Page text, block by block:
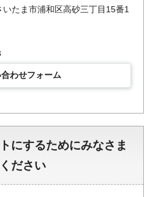
たま市浦和区高砂三丁目15番1
わせフォーム
にするためにみなさま
ださい